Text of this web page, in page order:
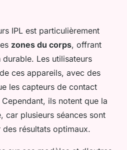
IPL est particulièrement
zones du corps, offrant
Les utilisateurs
de ces appareils, avec des
les capteurs de contact
ils notent que la
car plusieurs séances sont
résultats optimaux.